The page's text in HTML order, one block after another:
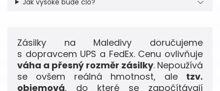
Jak vysoké bude clo?
Zásilky na Maledivy doručujeme
s dopravcem UPS a FedEx. Cenu ovlivňuje
váha a přesný rozměr zásilky. Nepoužívá
se ovšem reálná hmotnost, ale tzv.
objemová, do které se započítávají